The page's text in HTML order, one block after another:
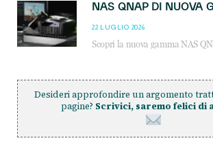
22 LUGLIO 2026
Desideri approfondire un argomento
pagine? Scrivici, saremo felici di